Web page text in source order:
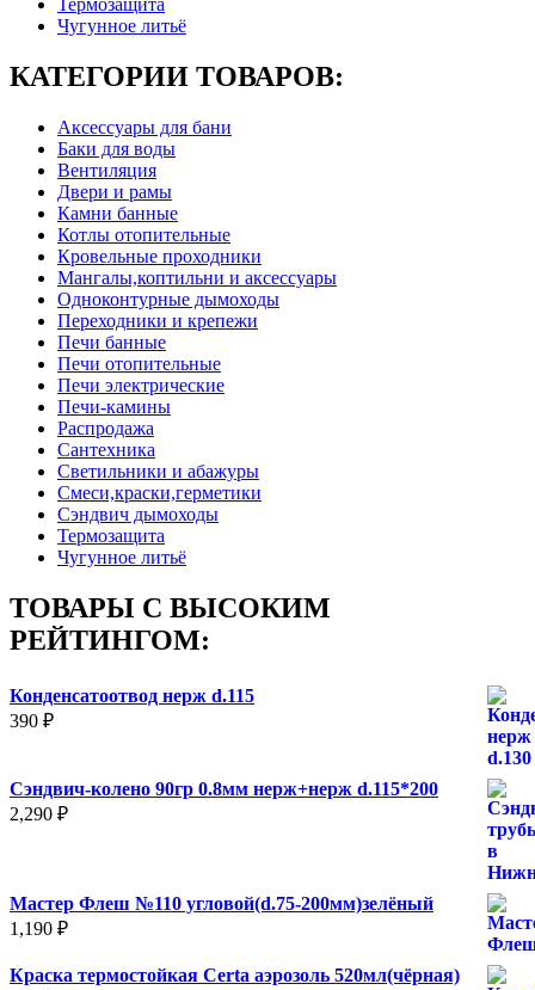
Термозащита
Чугунное литьё
КАТЕГОРИИ ТОВАРОВ:
Аксессуары для бани
Баки для воды
Вентиляция
Двери и рамы
Камни банные
Котлы отопительные
Кровельные проходники
Мангалы,коптильни и аксессуары
Одноконтурные дымоходы
Переходники и крепежи
Печи банные
Печи отопительные
Печи электрические
Печи-камины
Распродажа
Сантехника
Светильники и абажуры
Смеси,краски,герметики
Сэндвич дымоходы
Термозащита
Чугунное литьё
ТОВАРЫ С ВЫСОКИМ
РЕЙТИНГОМ:
Конденсатоотвод нерж d.115
390 ₽
Сэндвич-колено 90гр 0.8мм нерж+нерж d.115*200
2,290 ₽
Мастер Флеш №110 угловой(d.75-200мм)зелёный
1,190 ₽
Краска термостойкая Certa аэрозоль 520мл(чёрная)